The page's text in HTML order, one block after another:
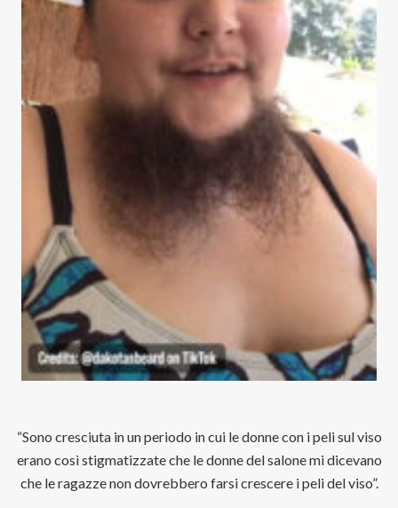
“Sono cresciuta in un periodo in cui le donne con i peli sul viso
erano così stigmatizzate che le donne del salone mi dicevano
che le ragazze non dovrebbero farsi crescere i peli del viso”.